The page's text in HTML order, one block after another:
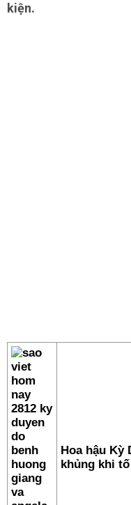
kiện.
Hoa hậu Kỳ
khủng khi